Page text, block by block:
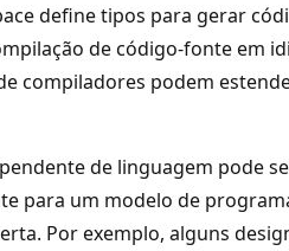
define tipos para gerar
de código-fonte em
compiladores podem
de linguagem pode
para um modelo de
Por exemplo, alguns